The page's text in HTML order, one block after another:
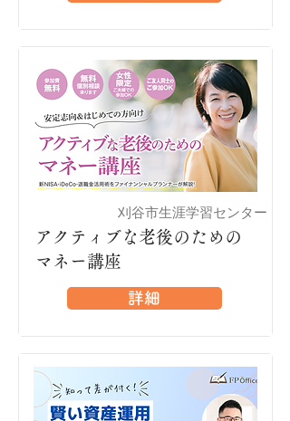
刈谷市生涯学習センター
アクティブな老後のための
マネー講座
詳細